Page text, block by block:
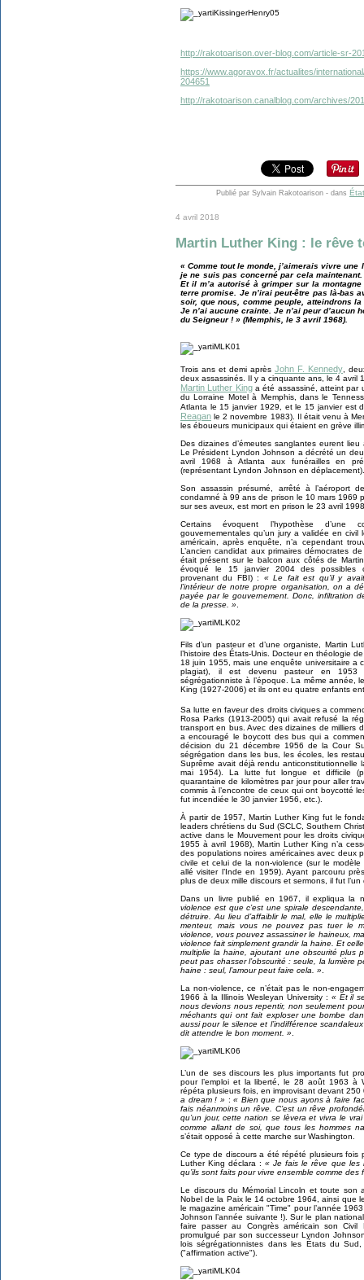
http://rakotoarison.over-blog.com/article-sr-
https://www.agoravox.fr/actualites/
204651
http://rakotoarison.canalblog.com/archives/
Publié par Sylvain Rakotoarison - dans
4 avril 2018
Martin Luther King : le rêve
« Comme tout le monde, j’aimerais vivre
je ne suis pas concerné par cela
Et il m’a autorisé à grimper sur la
terre promise. Je n’irai peut-être pas là-bas
soir, que nous, comme peuple, atteindrons
Je n’ai aucune crainte. Je n’ai peur d’aucun
du Seigneur ! » (Memphis, le 3 avril 1968).
Trois ans et demi après John F. Kennedy ,
deux assassinés. Il y a cinquante ans, le 4 avril
Martin Luther Kinga été assassiné, atteint par
du Lorraine Motel à Memphis, dans le
Atlanta le 15 janvier 1929, et le 15 janvier est
Reagan le 2 novembre 1983). Il était venu à
les éboueurs municipaux qui étaient en grève
Des dizaines d’émeutes sanglantes eurent
Le Président Lyndon Johnson a décrété un
avril 1968 à Atlanta aux funérailles en
(représentant Lyndon Johnson en déplacement).
Son assassin présumé, arrêté à l’aéroport
condamné à 99 ans de prison le 10 mars 1969
sur ses aveux, est mort en prison le 23 avril
Certains évoquent l’hypothèse d’une
gouvernementales qu’un jury a validée en
américain, après enquête, n’a cependant
L’ancien candidat aux primaires démocrates
était présent sur le balcon aux côtés de
évoqué le 15 janvier 2004 des possibles
provenant du FBI) : « Le fait est qu’il y
l’intérieur de notre propre organisation, on a
payée par le gouvernement. Donc, infiltration
de la presse. »
Fils d’un pasteur et d’une organiste, Martin
l’histoire des États-Unis. Docteur en théologie
18 juin 1955, mais une enquête universitaire a
plagiat), il est devenu pasteur en 1953
ségrégationniste à l’époque. La même année,
King (1927-2006) et ils ont eu quatre enfants
Sa lutte en faveur des droits civiques a
Rosa Parks (1913-2005) qui avait refusé la
transport en bus. Avec des dizaines de milliers
a encouragé le boycott des bus qui a
décision du 21 décembre 1956 de la Cour
ségrégation dans les bus, les écoles, les
Suprême avait déjà rendu
mai 1954). La lutte fut longue et difficile
quarantaine de kilomètres par jour pour aller
commis à l’encontre de ceux qui ont boycotté
fut incendiée le 30 janvier 1956, etc.).
À partir de 1957, Martin Luther King fut le
leaders chrétiens du Sud (SCLC, Southern
active dans le Mouvement pour les droits
1955 à avril 1968), Martin Luther King n’a
des populations noires américaines avec deux
civile et celui de la non-violence (sur le
allé visiter l’Inde en 1959). Ayant parcouru
plus de deux mille discours et sermons, il fut
Dans un livre publié en 1967, il expliqua la
violence est que c’est une spirale
détruire. Au lieu d’affaiblir le mal, elle le
menteur, mais vous ne pouvez pas tuer le
violence, vous pouvez assassiner le haineux,
violence fait simplement grandir la haine. Et
multiplie la haine, ajoutant une obscurité plus
peut pas chasser l’obscurité : seule, la lumière
haine : seul, l’amour peut faire cela. »
La non-violence, ce n’était pas le non-
1966 à la Illinois Wesleyan University : « Et il
nous devions nous repentir, non seulement
méchants qui ont fait exploser une bombe
aussi pour le silence et l’indifférence
dit attendre le bon moment. »
L’un de ses discours les plus importants fut
pour l’emploi et la liberté, le 28 août 1963 à
répéta plusieurs fois, en improvisant devant
a dream ! » :« Bien que nous ayons à faire
fais néanmoins un rêve. C’est un rêve
qu’un jour, cette nation se lèvera et vivra le
comme allant de soi, que tous les hommes
s’était opposé à cette marche sur Washington.
Ce type de discours a été répété plusieurs
Luther King déclara :« Je fais le rêve que les
qu’ils sont faits pour vivre ensemble comme des
Le discours du Mémorial Lincoln et toute son
Nobel de la Paix le 14 octobre 1964, ainsi que
le magazine américain "Time" pour l’année
Johnson l’année suivante !). Sur le plan
faire passer au Congrès américain son
promulgué par son successeur Lyndon
lois ségrégationnistes dans les États du
("affirmation active").